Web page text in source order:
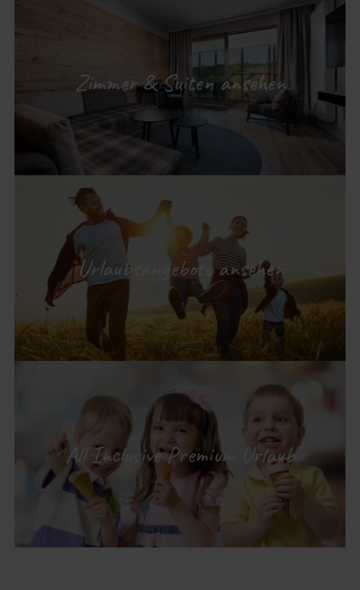
Zimmer & Suiten ansehen
Urlaubsangebote ansehen
All Inclusive Premium Urlaub